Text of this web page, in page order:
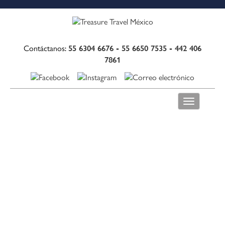
Contáctanos: 55 6304 6676 - 55 6650 7535 - 442 406
7861
Toggle
navigation